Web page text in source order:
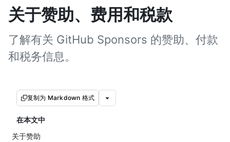
关于赞助、费用和税款
了解有关 GitHub Sponsors 的赞助、付款
和税务信息。
复制为 Markdown 格式
在本文中
关于赞助